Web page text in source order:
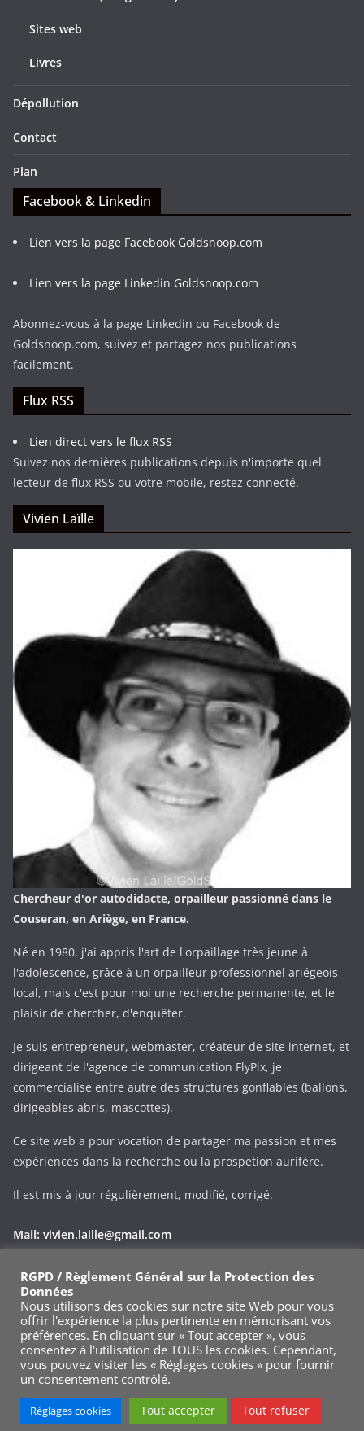
Sites web
Livres
Dépollution
Contact
Plan
Facebook & Linkedin
Lien vers la page Facebook Goldsnoop.com
Lien vers la page Linkedin Goldsnoop.com
Abonnez-vous à la page Linkedin ou Facebook de
Goldsnoop.com, suivez et partagez nos publications
facilement.
Flux RSS
Lien direct vers le flux RSS
Suivez nos dernières publications depuis n'importe quel
lecteur de flux RSS ou votre mobile, restez connecté.
Vivien Laïlle
Chercheur d'or autodidacte, orpailleur passionné dans le
Couseran, en Ariège, en France.
Né en 1980, j'ai appris l'art de l'orpaillage très jeune à
l'adolescence, grâce à un orpailleur professionnel ariégeois
local, mais c'est pour moi une recherche permanente, et le
plaisir de chercher, d'enquêter.
Je suis entrepreneur, webmaster, créateur de site internet, et
dirigeant de l'agence de communication FlyPix, je
commercialise entre autre des structures gonflables (ballons,
dirigeables abris, mascottes).
Ce site web a pour vocation de partager ma passion et mes
expériences dans la recherche ou la prospetion aurifère.
Il est mis à jour régulièrement, modifié, corrigé.
Mail: vivien.laille@gmail.com
+33 (0)695343545
Via le formulaire de contact
Copyright © 2026 Goldsnoop.com. Tous droits réservés.
ThemeColorMag par ThemeGrill. Propulsé parWordPress
RGPD / Règlement Général sur la Protection des
Données
Nous utilisons des cookies sur notre site Web pour vous
offrir l'expérience la plus pertinente en mémorisant vos
préférences. En cliquant sur « Tout accepter », vous
consentez à l'utilisation de TOUS les cookies. Cependant,
vous pouvez visiter les « Réglages cookies » pour fournir
un consentement contrôlé.
Réglages cookies Tout accepter Tout refuser